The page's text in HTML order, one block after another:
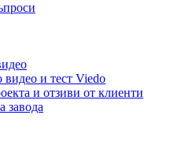
и тест Viedo
и отзиви от клиенти
завода